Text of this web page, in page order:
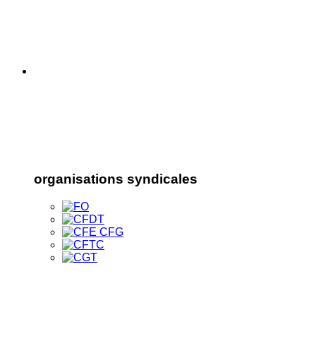
organisations syndicales